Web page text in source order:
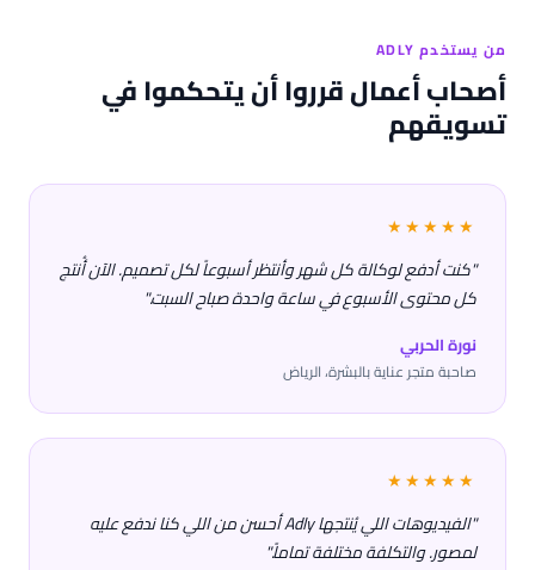
من يستخدم ADLY
أصحاب أعمال قرروا أن يتحكموا في
تسويقهم
★★★★★
"كنت أدفع لوكالة كل شهر وأنتظر أسبوعاً لكل تصميم. الآن أُنتج
كل محتوى الأسبوع في ساعة واحدة صباح السبت."
نورة الحربي
صاحبة متجر عناية بالبشرة، الرياض
★★★★★
"الفيديوهات اللي يُنتجها Adly أحسن من اللي كنا ندفع عليه
لمصور. والتكلفة مختلفة تماماً."